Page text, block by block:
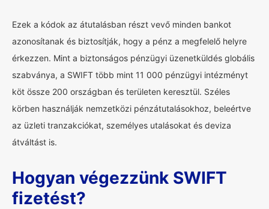
Ezek a kódok az átutalásban részt vevő minden bankot
azonosítanak és biztosítják, hogy a pénz a megfelelő helyre
érkezzen. Mint a biztonságos pénzügyi üzenetküldés globális
szabványa, a SWIFT több mint 11 000 pénzügyi intézményt
köt össze 200 országban és területen keresztül. Széles
körben használják nemzetközi pénzátutalásokhoz, beleértve
az üzleti tranzakciókat, személyes utalásokat és deviza
átváltást is.
Hogyan végezzünk SWIFT
fizetést?